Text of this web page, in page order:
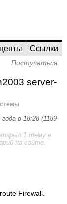
Ссылки
Постучаться
server-
в 18:28 (1189
1 тему в
на сайте.
Firewall.